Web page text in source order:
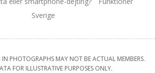
Sverige
IN PHOTOGRAPHS MAY NOT BE ACTUAL MEMBERS.
FOR ILLUSTRATIVE PURPOSES ONLY.